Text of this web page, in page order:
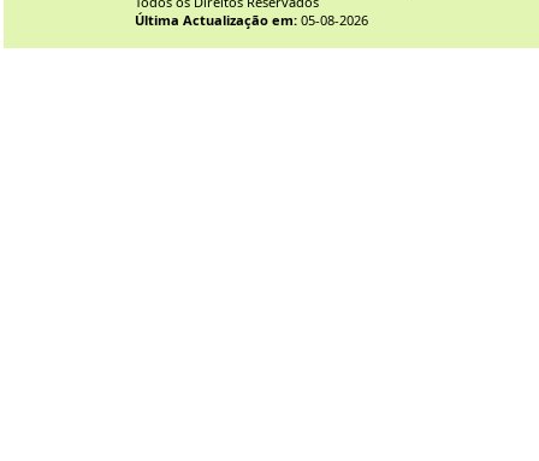
Última Actualização em: 05-08-2026